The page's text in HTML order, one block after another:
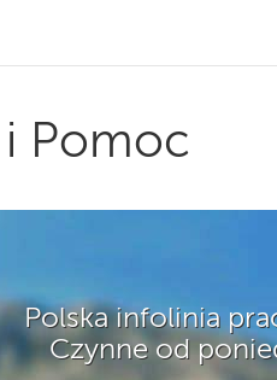
Pomoc
Polska infolinia
Czynne od